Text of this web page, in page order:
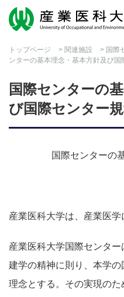
トップページ > 関連施設 > 国際
ンターの基本理念・基本方針及び国
国際センターの
び国際センター
国際センターの
産業医科大学は、産業医学
産業医科大学国際センター
建学の精神に則り、本学
理念とする。その実現の